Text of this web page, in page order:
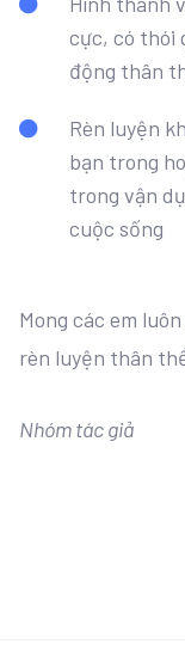
cực, có thói
động thân
Rèn luyện
bạn trong
trong vận
cuộc sống
Mong các em
rèn luyện thân
Nhóm tác giả